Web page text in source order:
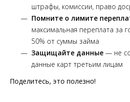
штрафы, комиссии, право
Помните о лимите
максимальная переплата за
50% от суммы займа
Защищайте данные — не
данные карт третьим лицам
Поделитесь, это полезно!